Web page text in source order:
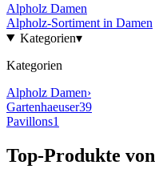
Alpholz Damen
Alpholz-Sortiment in Damen
Kategorien▾
Kategorien
Alpholz Damen›
Gartenhaeuser39
Pavillons1
Top-Produkte von